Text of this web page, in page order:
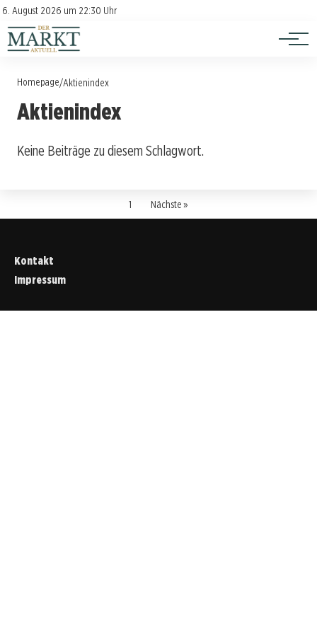
6. August 2026 um 22:30 Uhr
Kontakt
Impressum
Investition
Verbraucherschutz
Homepage/Aktienindex
Aktienindex
Keine Beiträge zu diesem Schlagwort.
1 Nächste »
Kontakt
Impressum